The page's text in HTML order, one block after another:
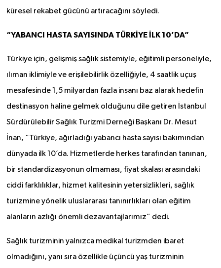
küresel rekabet gücünü artıracağını söyledi.
“YABANCI HASTA SAYISINDA TÜRKİYE İLK 10’DA”
Türkiye için, gelişmiş sağlık sistemiyle, eğitimli personeliyle,
ılıman iklimiyle ve erişilebilirlik özelliğiyle, 4 saatlik uçuş
mesafesinde 1,5 milyardan fazla insanı baz alarak hedefin
destinasyon haline gelmek olduğunu dile getiren İstanbul
Sürdürülebilir Sağlık Turizmi Derneği Başkanı Dr. Mesut
İnan, “Türkiye, ağırladığı yabancı hasta sayısı bakımından
dünyada ilk 10’da. Hizmetlerde herkes tarafından tanınan,
bir standardizasyonun olmaması, fiyat skalası arasındaki
ciddi farklılıklar, hizmet kalitesinin yetersizlikleri, sağlık
turizmine yönelik uluslararası tanınırlıkları olan eğitim
alanların azlığı önemli dezavantajlarımız” dedi.
Sağlık turizminin yalnızca medikal turizmden ibaret
olmadığını, yanı sıra özellikle üçüncü yaş turizminin